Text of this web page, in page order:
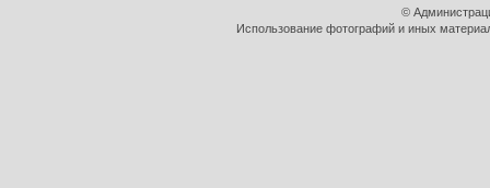
©
Использование фотографий и иных